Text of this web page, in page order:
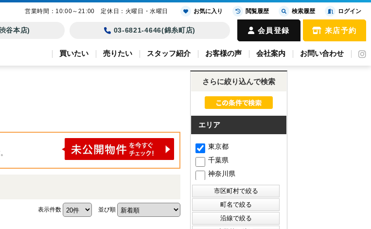
谷本店) 03-6821-4646(錦糸町店) 会員登録 来店予約
買いたい 売りたい スタッフ紹介 お客様の声 会社案内 お問い合わせ
表示件数 並び順
さらに絞り込んで検索
エリア
東京都
千葉県
神奈川県
営業時間：10:00～21:00 定休日：火曜日・水曜日 お気に入り 閲覧履歴 検索履歴 ログイン